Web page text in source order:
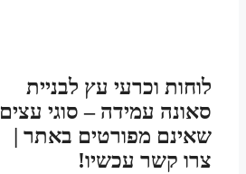
לוחות וכרעי עץ לבניית
סאונה עמידה – סוגי עצים
שאינם מפורטים באתר |
צרו קשר עכשיו!